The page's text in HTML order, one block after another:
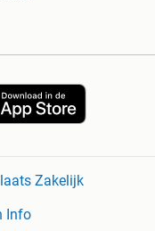
Zakelijk
Info